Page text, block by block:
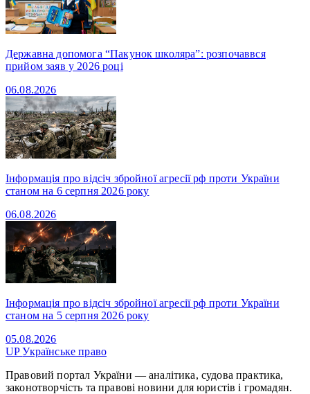
Державна допомога “Пакунок школяра”: розпочаввся
прийом заяв у 2026 році
06.08.2026
Інформація про відсіч збройної агресії рф проти України
станом на 6 серпня 2026 року
06.08.2026
Інформація про відсіч збройної агресії рф проти України
станом на 5 серпня 2026 року
05.08.2026
UPУкраїнське право
Правовий портал України — аналітика, судова практика,
законотворчість та правові новини для юристів і громадян.